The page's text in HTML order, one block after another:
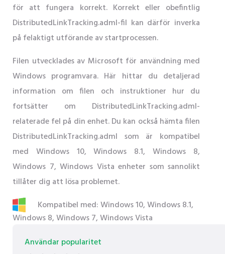
för att fungera korrekt. Korrekt eller obefintlig
DistributedLinkTracking.adml-fil kan därför inverka
på felaktigt utförande av startprocessen.
Filen utvecklades av Microsoft för användning med
Windows programvara. Här hittar du detaljerad
information om filen och instruktioner hur du
fortsätter om DistributedLinkTracking.adml-
relaterade fel på din enhet. Du kan också hämta filen
DistributedLinkTracking.adml som är kompatibel
med Windows 10, Windows 8.1, Windows 8,
Windows 7, Windows Vista enheter som sannolikt
tillåter dig att lösa problemet.
Kompatibel med: Windows 10, Windows 8.1,
Windows 8, Windows 7, Windows Vista
Användar popularitet